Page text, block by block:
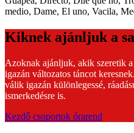
medio, Dame, El uno, Vacila,
Kiknek ajánljuk a
Azoknak ajánljuk, akik szeretik
igazán változatos táncot
válik igazán különlegessé,
ismerkedésre is.
Kezdő csoportok órarend